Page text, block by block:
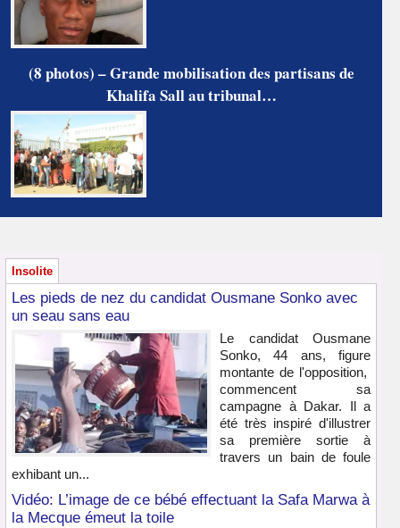
(8 photos) – Grande mobilisation des partisans de
Khalifa Sall au tribunal…
Insolite
Les pieds de nez du candidat Ousmane Sonko avec
un seau sans eau
Le candidat Ousmane
Sonko, 44 ans, figure
montante de l'opposition,
commencent sa
campagne à Dakar. Il a
été très inspiré d'illustrer
sa première sortie à
travers un bain de foule
exhibant un...
Vidéo: L’image de ce bébé effectuant la Safa Marwa à
la Mecque émeut la toile